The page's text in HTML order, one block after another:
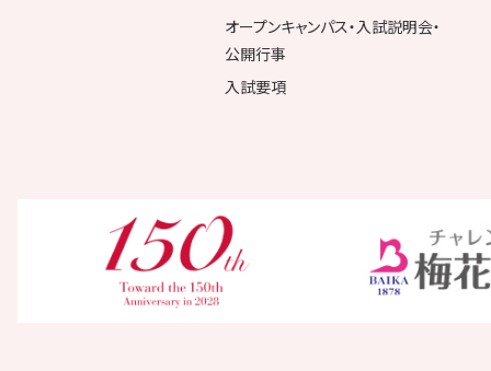
オープンキャンパス・入試説明会・
公開行事
入試要項